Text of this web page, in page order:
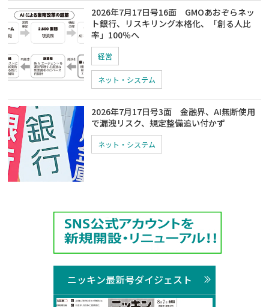
2026年7月17日号16面 GMOあおぞらネッ
ト銀行、リスキリング本格化、「創る人比
率」100％へ
経営
ネット・システム
2026年7月17日号3面 金融界、AI無断使用
で漏洩リスク、規定整備追い付かず
ネット・システム
ニッキン最新号ダイジェスト